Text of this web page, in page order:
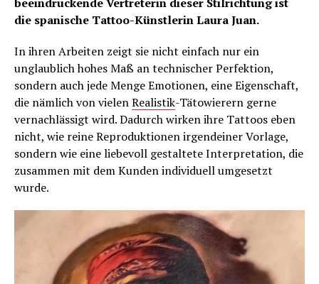
die spanische Tattoo-Künstlerin Laura Juan.
In ihren Arbeiten zeigt sie nicht einfach nur ein
unglaublich hohes Maß an technischer Perfektion,
sondern auch jede Menge Emotionen, eine Eigenschaft,
die nämlich von vielenRealistik-Tätowierern gerne
vernachlässigt wird. Dadurch wirken ihre Tattoos eben
nicht, wie reine Reproduktionen irgendeiner Vorlage,
sondern wie eine liebevoll gestaltete Interpretation, die
zusammen mit dem Kunden individuell umgesetzt
wurde.